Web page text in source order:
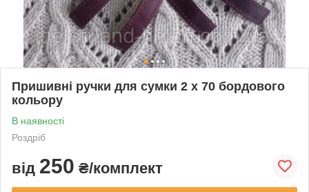
Пришивні ручки для сумки 2 х 70 бордового
кольору
В наявності
Роздріб
від 250 ₴/комплект